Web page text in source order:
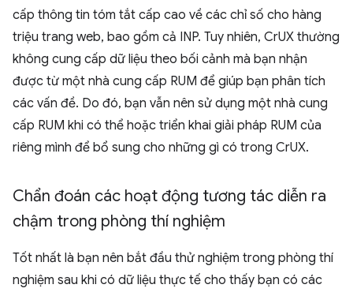
cấp thông tin tóm tắt cấp cao về các chỉ số cho hàng
triệu trang web, bao gồm cả INP. Tuy nhiên, CrUX thường
không cung cấp dữ liệu theo bối cảnh mà bạn nhận
được từ một nhà cung cấp RUM để giúp bạn phân tích
các vấn đề. Do đó, bạn vẫn nên sử dụng một nhà cung
cấp RUM khi có thể hoặc triển khai giải pháp RUM của
riêng mình để bổ sung cho những gì có trong CrUX.
Chẩn đoán các hoạt động tương tác diễn ra
chậm trong phòng thí nghiệm
Tốt nhất là bạn nên bắt đầu thử nghiệm trong phòng thí
nghiệm sau khi có dữ liệu thực tế cho thấy bạn có các